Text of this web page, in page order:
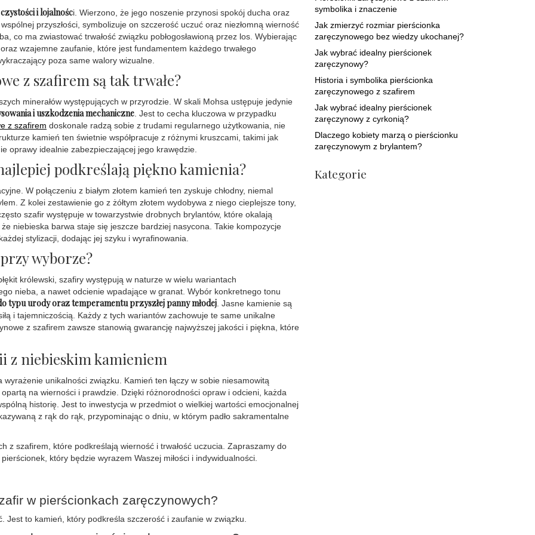
i lojalności. Wierzono, że jego noszenie przynosi spokój ducha oraz
przyszłości, symbolizuje on szczerość uczuć oraz niezłomną wierność
co ma zwiastować trwałość związku pobłogosławioną przez los. Wybierając
wzajemne zaufanie, które jest fundamentem każdego trwałego
poza same walory wizualne.
z szafirem są tak trwałe?
minerałów występujących w przyrodzie. W skali Mohsa ustępuje jedynie
i uszkodzenia mechaniczne . Jest to cecha kluczowa w przypadku
z szafirem doskonale radzą sobie z trudami regularnego użytkowania, nie
kamień ten świetnie współpracuje z różnymi kruszcami, takimi jak
oprawy idealnie zabezpieczającej jego krawędzie.
podkreślają piękno kamienia?
W połączeniu z białym złotem kamień ten zyskuje chłodny, niemal
Z kolei zestawienie go z żółtym złotem wydobywa z niego cieplejsze tony,
szafir występuje w towarzystwie drobnych brylantów, które okalają
niebieska barwa staje się jeszcze bardziej nasycona. Takie kompozycje
stylizacji, dodając jej szyku i wyrafinowania.
wyborze?
królewski, szafiry występują w naturze w wielu wariantach
nieba, a nawet odcienie wpadające w granat. Wybór konkretnego tonu
typu urody oraz temperamentu przyszłej panny młodej . Jasne kamienie są
i tajemniczością. Każdy z tych wariantów zachowuje te same unikalne
z szafirem zawsze stanowią gwarancję najwyższej jakości i piękna, które
z niebieskim kamieniem
unikalności związku. Kamień ten łączy w sobie niesamowitą
na wierności i prawdzie. Dzięki różnorodności opraw i odcieni, każda
historię. Jest to inwestycja w przedmiot o wielkiej wartości emocjonalnej
z rąk do rąk, przypominając o dniu, w którym padło sakramentalne
z szafirem, które podkreślają wierność i trwałość uczucia. Zapraszamy do
który będzie wyrazem Waszej miłości i indywidualności.
w pierścionkach zaręczynowych?
Jest to kamień, który podkreśla szczerość i zaufanie w związku.
symbolika i znaczenie
Jak zmierzyć rozmiar pierścionka
zaręczynowego bez wiedzy ukochanej?
Jak wybrać idealny pierścionek
zaręczynowy?
Historia i symbolika pierścionka
zaręczynowego z szafirem
Jak wybrać idealny pierścionek
zaręczynowy z cyrkonią?
Dlaczego kobiety marzą o pierścionku
zaręczynowym z brylantem?
Kategorie